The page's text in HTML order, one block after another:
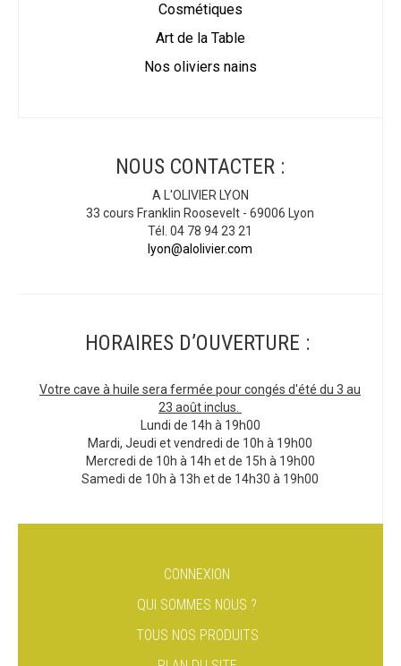
Cosmétiques
Art de la Table
Nos oliviers nains
NOUS CONTACTER :
A L'OLIVIER LYON
33 cours Franklin Roosevelt - 69006 Lyon
Tél. 04 78 94 23 21
lyon@alolivier.com
HORAIRES D’OUVERTURE :
Votre cave à huile sera fermée pour congés d'été du 3 au
23 août inclus.
Lundi de 14h à 19h00
Mardi, Jeudi et vendredi de 10h à 19h00
Mercredi de 10h à 14h et de 15h à 19h00
Samedi de 10h à 13h et de 14h30 à 19h00
CONNEXION
QUI SOMMES NOUS ?
TOUS NOS PRODUITS